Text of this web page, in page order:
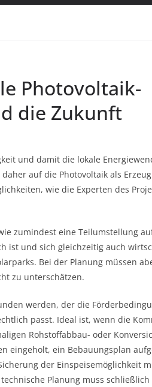
Photovoltaik-
die Zukunft
und damit die lokale
auf die Photovoltaik als
wie die Experten des
zumindest eine Teilumstellung
ist und sich gleichzeitig auch
Bei der Planung müssen
zu unterschätzen.
werden, der die
passt. Ideal ist, wenn die
Rohstoffabbau- oder
eingeholt, ein Bebauungsplan
der Einspeisemöglichkeit
Planung muss